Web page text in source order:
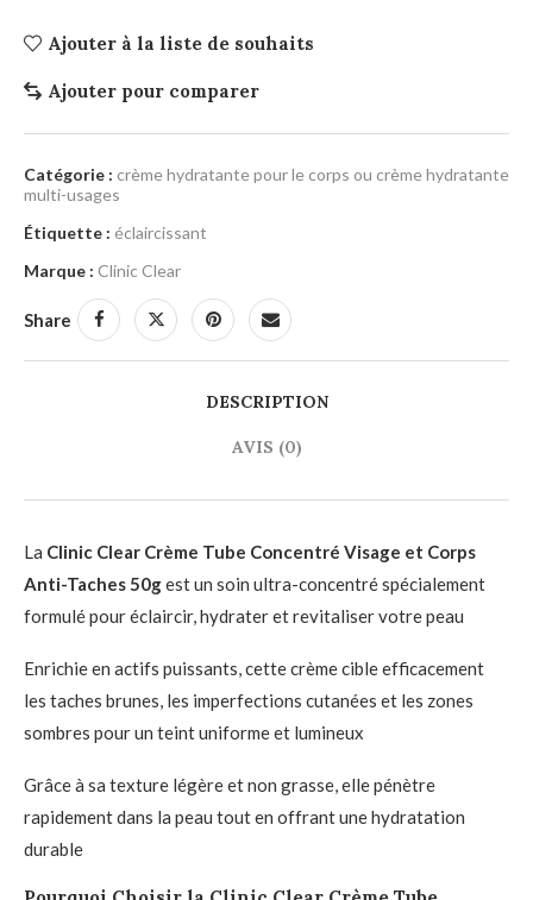
Ajouter à la liste de souhaits
Ajouter pour comparer
Catégorie : crème hydratante pour le corps ou crème hydratante
multi-usages
Étiquette : éclaircissant
Marque : Clinic Clear
Share
DESCRIPTION
AVIS (0)
La Clinic Clear Crème Tube Concentré Visage et Corps
Anti-Taches 50gest un soin ultra-concentré spécialement
formulé pour éclaircir, hydrater et revitaliser votre peau
Enrichie en actifs puissants, cette crème cible efficacement
les taches brunes, les imperfections cutanées et les zones
sombres pour un teint uniforme et lumineux
Grâce à sa texture légère et non grasse, elle pénètre
rapidement dans la peau tout en offrant une hydratation
durable